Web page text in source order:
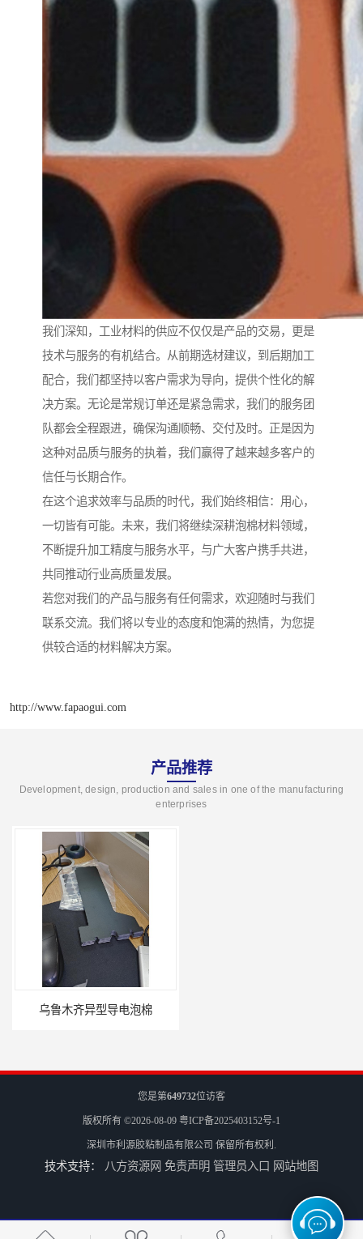
我们深知，工业材料的供应不仅仅是产品的交易，更是
技术与服务的有机结合。从前期选材建议，到后期加工
配合，我们都坚持以客户需求为导向，提供个性化的解
决方案。无论是常规订单还是紧急需求，我们的服务团
队都会全程跟进，确保沟通顺畅、交付及时。正是因为
这种对品质与服务的执着，我们赢得了越来越多客户的
信任与长期合作。
在这个追求效率与品质的时代，我们始终相信：用心，
一切皆有可能。未来，我们将继续深耕泡棉材料领域，
不断提升加工精度与服务水平，与广大客户携手共进，
共同推动行业高质量发展。
若您对我们的产品与服务有任何需求，欢迎随时与我们
联系交流。我们将以专业的态度和饱满的热情，为您提
供较合适的材料解决方案。
http://www.fapaogui.com
产品推荐
Development, design, production and sales in one of the manufacturing
enterprises
乌鲁木齐异型导电泡棉
银川亮面液态发泡硅胶垫片定制
您是第649732位访客
版权所有 ©2026-08-09 粤ICP备2025403152号-1
深圳市利源胶粘制品有限公司 保留所有权利.
技术支持： 八方资源网 免责声明 管理员入口 网站地图